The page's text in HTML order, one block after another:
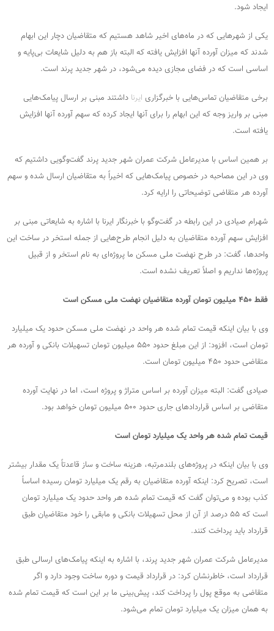
ایجاد شود.
یکی از شهرهایی که در ماه‌های اخیر شاهد هستیم که متقاضیان دچار این ابهام
شدند که میزان آورده آنها افزایش یافته که البته باز هم به دلیل شایعات بی‌پایه و
اساسی است که در فضای مجازی دیده می‌شود، در شهر جدید پرند است.
برخی متقاضیان تماس‌هایی با خبرگزاری ایرنا داشتند مبنی بر ارسال پیامک‌هایی
مبنی بر واریز وجه که این ابهام را برای آنها ایجاد کرده که سهم آورده آنها افزایش
یافته است.
بر همین اساس با مدیرعامل شرکت عمران شهر جدید پرند گفت‌وگویی داشتیم که
وی در این مصاحبه در خصوص پیامک‌هایی که اخیراً به متقاضیان ارسال شده و سهم
آورده هر متقاضی توضیحاتی را ارایه کرد.
شهرام صیادی در این رابطه در گفت‌وگو با خبرنگار ایرنا با اشاره به شایعاتی مبنی بر
افزایش سهم آورده متقاضیان به دلیل انجام طرح‌هایی از جمله استخر در ساخت این
واحدها، گفت: در طرح نهضت ملی مسکن ما پروژه‌ای به نام استخر و از قبیل
پروژه‌ها نداریم و اصلاً تعریف نشده است.
فقط ۴۵۰ میلیون تومان آورده متقاضیان نهضت ملی مسکن است
وی با بیان اینکه قیمت تمام شده هر واحد در نهضت ملی مسکن حدود یک میلیارد
تومان است، افزود: از این مبلغ حدود ۵۵۰ میلیون تومان تسهیلات بانکی و آورده هر
متقاضی حدود ۴۵۰ میلیون تومان است.
صیادی گفت: البته میزان آورده بر اساس متراژ و پروژه است، اما در نهایت آورده
متقاضی بر اساس قراردادهای جاری حدود ۵۰۰ میلیون تومان خواهد بود.
قیمت تمام شده هر واحد یک میلیارد تومان است
وی با بیان اینکه در پروژه‌های بلندمرتبه، هزینه ساخت و ساز قاعدتاً یک مقدار بیشتر
است، تصریح کرد: اینکه آورده متقاضیان به رقم یک میلیارد تومان رسیده اساساً
کذب بوده و می‌توان گفت که قیمت تمام شده هر واحد حدود یک میلیارد تومان
است که ۵۵ درصد از آن از محل تسهیلات بانکی و مابقی را خود متقاضیان طبق
قرارداد باید پرداخت کنند.
مدیرعامل شرکت عمران شهر جدید پرند، با اشاره به اینکه پیامک‌های ارسالی طبق
قرارداد است، خاطرنشان کرد: در قرارداد قیمت و دوره ساخت وجود دارد و اگر
متقاضی به موقع پول را پرداخت کند، پیش‌بینی ما بر این است که قیمت تمام شده
به همان میزان یک میلیارد تومان تمام می‌شود.